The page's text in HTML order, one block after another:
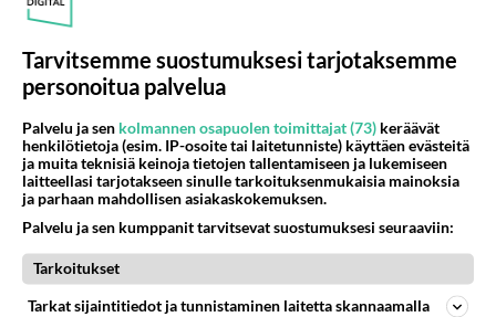
luotettavaksi moninkertainen määrä omistajiin
Äänestä Kommentoi
Anonyymi
2024-02-27 23:12:08
Mitäs jännää siinä on ja kuinka niin"kuvittelee"?
Paniikkiahan tuollainen tutkimus tarkoittaa
Äänestä Kommentoi
Tarvitsemme suostumuksesi tarjotaksemme
personoitua palvelua
Palvelu ja sen kolmannen osapuolen toimittajat (73) keräävät
henkilötietoja (esim. IP-osoite tai laitetunniste) käyttäen evästeitä
ja muita teknisiä keinoja tietojen tallentamiseen ja lukemiseen
laitteellasi tarjotakseen sinulle tarkoituksenmukaisia mainoksia
ja parhaan mahdollisen asiakaskokemuksen.
Palvelu ja sen kumppanit tarvitsevat suostumuksesi seuraaviin:
Tarkoitukset
Tarkat sijaintitiedot ja tunnistaminen laitetta skannaamalla